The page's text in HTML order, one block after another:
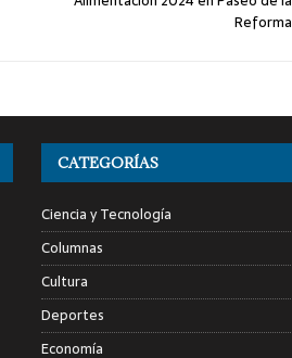
Reforma
CATEGORÍAS
Ciencia y Tecnología
Columnas
Cultura
Deportes
Economía